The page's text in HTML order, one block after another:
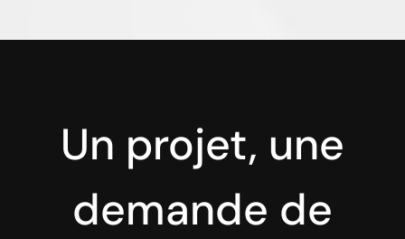
Un projet, une
demande de